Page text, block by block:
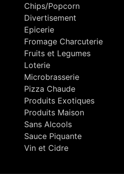
Chips/Popcorn
Divertisement
Epicerie
Fromage Charcuterie
Fruits et Legumes
Loterie
Microbrasserie
Pizza Chaude
Produits Exotiques
Produits Maison
Sans Alcools
Sauce Piquante
Vin et Cidre